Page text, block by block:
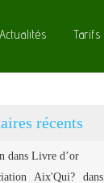
Actualités Tarifs
récents
dans Livre d’or
Aix'Qui? dans